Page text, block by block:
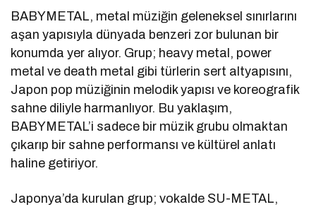
BABYMETAL, metal müziğin geleneksel sınırlarını
aşan yapısıyla dünyada benzeri zor bulunan bir
konumda yer alıyor. Grup; heavy metal, power
metal ve death metal gibi türlerin sert altyapısını,
Japon pop müziğinin melodik yapısı ve koreografik
sahne diliyle harmanlıyor. Bu yaklaşım,
BABYMETAL’i sadece bir müzik grubu olmaktan
çıkarıp bir sahne performansı ve kültürel anlatı
haline getiriyor.
Japonya’da kurulan grup; vokalde SU-METAL,